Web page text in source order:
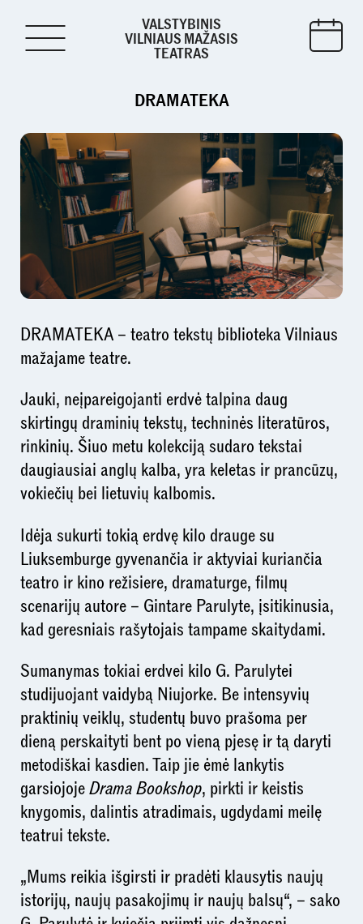
VALSTYBINIS
VILNIAUS MAŽASIS
TEATRAS
DRAMATEKA
DRAMATEKA – teatro tekstų biblioteka Vilniaus
mažajame teatre.
Jauki, neįpareigojanti erdvė talpina daug
skirtingų draminių tekstų, techninės literatūros,
rinkinių. Šiuo metu kolekciją sudaro tekstai
daugiausiai anglų kalba, yra keletas ir prancūzų,
vokiečių bei lietuvių kalbomis.
Idėja sukurti tokią erdvę kilo drauge su
Liuksemburge gyvenančia ir aktyviai kuriančia
teatro ir kino režisiere, dramaturge, filmų
scenarijų autore – Gintare Parulyte, įsitikinusia,
kad geresniais rašytojais tampame skaitydami.
Sumanymas tokiai erdvei kilo G. Parulytei
studijuojant vaidybą Niujorke. Be intensyvių
praktinių veiklų, studentų buvo prašoma per
dieną perskaityti bent po vieną pjesę ir tą daryti
metodiškai kasdien. Taip jie ėmė lankytis
garsiojojeDrama Bookshop, pirkti ir keistis
knygomis, dalintis atradimais, ugdydami meilę
teatrui tekste.
„Mums reikia išgirsti ir pradėti klausytis naujų
istorijų, naujų pasakojimų ir naujų balsų“, – sako